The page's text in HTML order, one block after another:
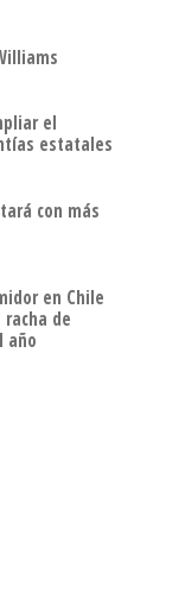
el
estatales
con más
en Chile
de
año